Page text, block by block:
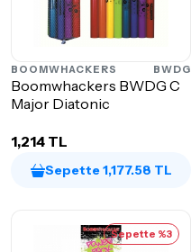
BOOMWHACKERS BWDG
Boomwhackers BWDG C
Major Diatonic
1,214 TL
Sepette 1,177.58 TL
Sepette %3